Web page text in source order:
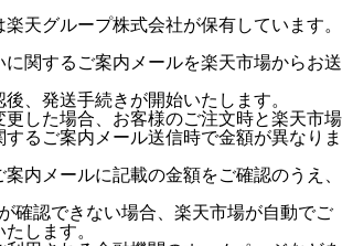
天グループ株式会社が保有しています。
に関するご案内メールを楽天市場からお送
、発送手続きが開始いたします。
更した場合、お客様のご注文時と楽天市場
るご案内メール送信時で金額が異なりま
内メールに記載の金額をご確認のうえ、
確認できない場合、楽天市場が自動でご
します。